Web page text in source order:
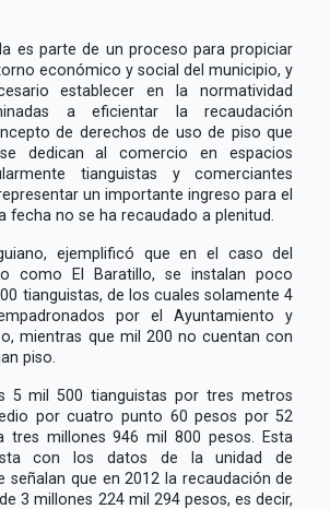
es parte de un proceso para propiciar
económico y social del municipio, y
establecer en la normatividad
a eficientar la recaudación
de derechos de uso de piso que
dedican al comercio en espacios
tianguistas y comerciantes
un importante ingreso para el
fecha no se ha recaudado a plenitud.
ejemplificó que en el caso del
como El Baratillo, se instalan poco
tianguistas, de los cuales solamente 4
por el Ayuntamiento y
mientras que mil 200 no cuentan con
piso.
5 mil 500 tianguistas por tres metros
por cuatro punto 60 pesos por 52
tres millones 946 mil 800 pesos. Esta
con los datos de la unidad de
señalan que en 2012 la recaudación de
3 millones 224 mil 294 pesos, es decir,